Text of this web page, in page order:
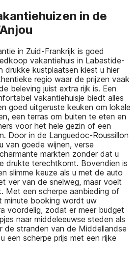
in de
in Zuid-Frankrijk is goed
vakantiehuis in Labastide-
drukke kustplaatsen kiest u hier
regio waar de prijzen vaak
beleving juist extra rijk is. Een
vakantiehuisje biedt alles
goed uitgeruste keuken om lokale
een terras om buiten te eten en
voor het hele gezin of een
Door in de Languedoc-Roussillon
van goede wijnen, verse
markten zonder dat u
drukte terechtkomt. Bovendien is
slimme keuze als u met de auto
ver van de snelweg, maar voelt
Met een scherpe aanbieding of
minute booking wordt uw
voordelig, zodat er meer budget
naar middeleeuwse steden als
de stranden van de Middellandse
een scherpe prijs met een rijke